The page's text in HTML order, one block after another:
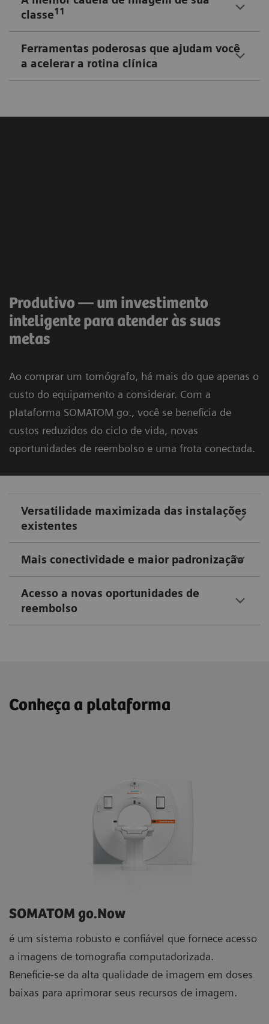
classe11
Ferramentas poderosas que ajudam você
a acelerar a rotina clínica
Produtivo — um investimento
inteligente para atender às suas
metas
Ao comprar um tomógrafo, há mais do que apenas o
custo do equipamento a considerar. Com a
plataforma SOMATOM go., você se beneficia de
custos reduzidos do ciclo de vida, novas
oportunidades de reembolso e uma frota conectada.
Versatilidade maximizada das instalações
existentes
Mais conectividade e maior padronização
Acesso a novas oportunidades de
reembolso
Conheça a plataforma
SOMATOM go.Now
é um sistema robusto e confiável que fornece acesso
a imagens de tomografia computadorizada.
Beneficie-se da alta qualidade de imagem em doses
baixas para aprimorar seus recursos de imagem.